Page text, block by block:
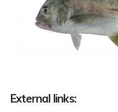
External links: